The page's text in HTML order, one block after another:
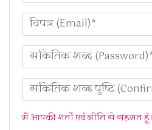
मैं आपकी शर्तों एवं नीति से सहमत हूँ।